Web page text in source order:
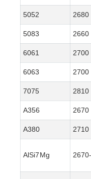
5052 2680
5083 2660
6061 2700
6063 2700
7075 2810
A356 2670
A380 2710
AlSi7Mg